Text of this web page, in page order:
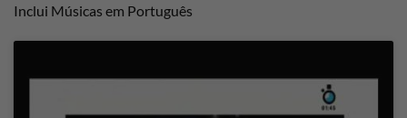
Inclui Músicas em Português